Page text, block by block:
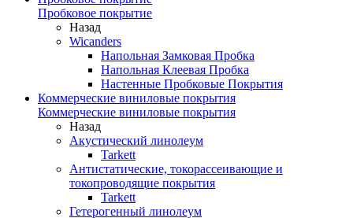
Пробковое покрытие
Назад
Wicanders
Напольная Замковая Пробка
Напольная Клеевая Пробка
Настенные Пробковые Покрытия
Коммерческие виниловые покрытия
Коммерческие виниловые покрытия
Назад
Акустический линолеум
Tarkett
Антистатические, токорассеивающие и
токопроводящие покрытия
Tarkett
Гетерогенный линолеум